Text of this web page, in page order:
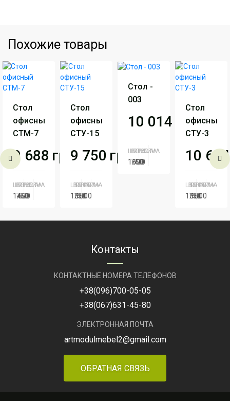
Похожие товары
Стол
офисный
СТМ-7
9 688 грн
ШИРИНА
1450
ВЫСОТА
750
ГЛУБИНА
600
Персонал
Стол
офисный
СТУ-15
9 750 грн
ШИРИНА
1500
ВЫСОТА
750
ГЛУБИНА
1500
Персонал
Артикул
Стол -
003
10 014 грн
ШИРИНА
1600
ВЫСОТА
760
ГЛУБИНА
700
Персонал
- 003
Стол
офисный
СТУ-3
10 634
ШИРИНА
1500
ВЫСОТА
750
ГЛУБИНА
1500
Контакты
КОНТАКТНЫЕ НОМЕРА ТЕЛЕФОНОВ
+38(096)700-05-05
+38(067)631-45-80
ЭЛЕКТРОННАЯ ПОЧТА
artmodulmebel2@gmail.com
ОБРАТНАЯ СВЯЗЬ